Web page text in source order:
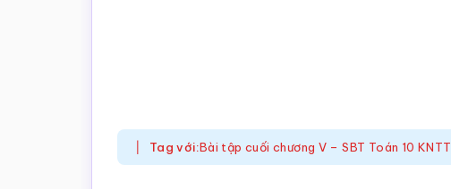
Tag với:Bài tập cuối chương V – SBT Toán 10 KNTT